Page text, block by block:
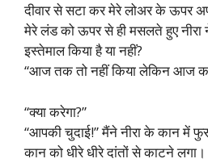
दीवार से सटा कर मेरे लोअर के ऊपर
मेरे लंड को ऊपर से ही मसलते हुए
इस्तेमाल किया है या नहीं?
“आज तक तो नहीं किया लेकिन आज
“क्या करेगा?”
“आपकी चुदाई!” मैंने नीरा के कान में
कान को धीरे धीरे दांतों से काटने लगा।